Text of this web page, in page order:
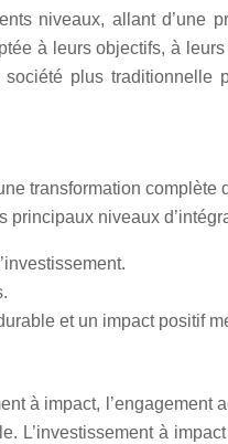
niveaux, allant d’une
à leurs objectifs, à
plus traditionnelle
transformation complète
principaux niveaux
et un impact positif
à impact, l’engagement
L’investissement à